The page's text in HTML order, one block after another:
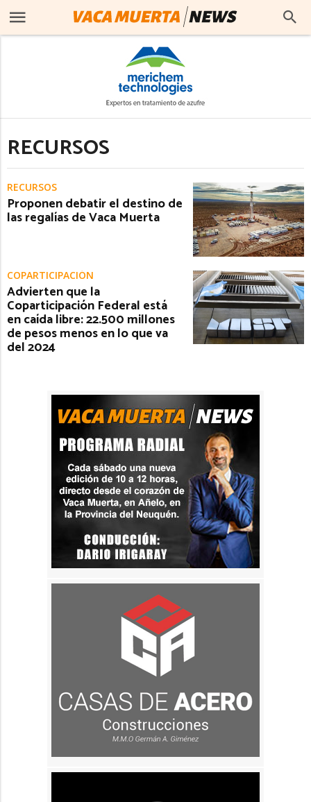
RECURSOS
RECURSOS
Proponen debatir el destino de
las regalías de Vaca Muerta
COPARTICIPACIÓN
Advierten que la
Coparticipación Federal está
en caída libre: 22.500 millones
de pesos menos en lo que va
del 2024